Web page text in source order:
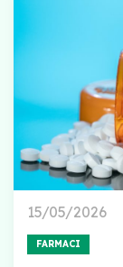
15/05/2026
FARMACI